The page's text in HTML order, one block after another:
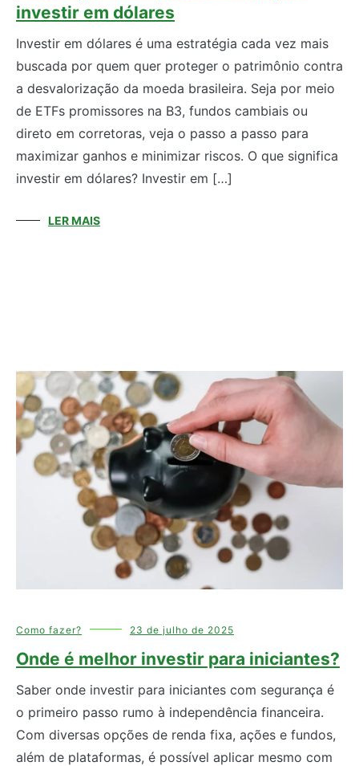
investir em dólares
Investir em dólares é uma estratégia cada vez mais
buscada por quem quer proteger o patrimônio contra
a desvalorização da moeda brasileira. Seja por meio
de ETFs promissores na B3, fundos cambiais ou
direto em corretoras, veja o passo a passo para
maximizar ganhos e minimizar riscos. O que significa
investir em dólares? Investir em […]
LER MAIS
Como fazer? 23 de julho de 2025
Onde é melhor investir para iniciantes?
Saber onde investir para iniciantes com segurança é
o primeiro passo rumo à independência financeira.
Com diversas opções de renda fixa, ações e fundos,
além de plataformas, é possível aplicar mesmo com